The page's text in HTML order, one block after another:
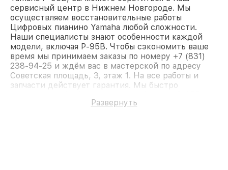
сервисный центр в Нижнем Новгороде. Мы
осуществляем восстановительные работы
Цифровых пианино Yamaha любой сложности.
Наши специалисты знают особенности каждой
модели, включая P-95B. Чтобы сэкономить ваше
время мы принимаем заказы по номеру +7 (831)
238-94-25 и ждём вас в мастерской по адресу
Советская площадь, 3, этаж 1. На все работы и
запчасти действует гарантия. Мы быстро
Развернуть